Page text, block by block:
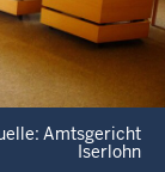
Amtsgericht
Iserlohn